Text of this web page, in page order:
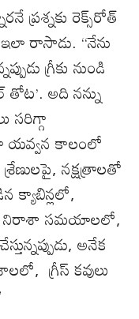
ప్రశ్నకు రెక్స్‌రోత్
రాసాడు. “నేను
గ్రీకు నుండి
అది నన్ను
సరిగ్గా
యవ్వన కాలంలో
నక్షత్రాలతో
క్యాబిన్లలో,
నిరాశా సమయాలలో,
అనేక
గ్రీస్ కవులు